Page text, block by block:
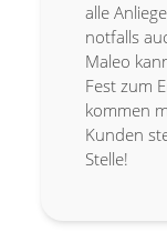
alle
notfalls
Maleo
Fest zum
kommen
Kunden
Stelle!